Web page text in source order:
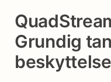
Grundig